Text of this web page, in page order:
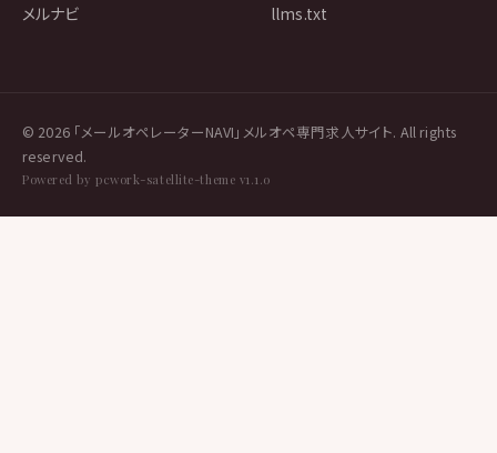
メルナビ
llms.txt
© 2026 「メールオペレーターNAVI」メルオペ専門求人サイト. All rights
reserved.
Powered by pcwork-satellite-theme v1.1.0